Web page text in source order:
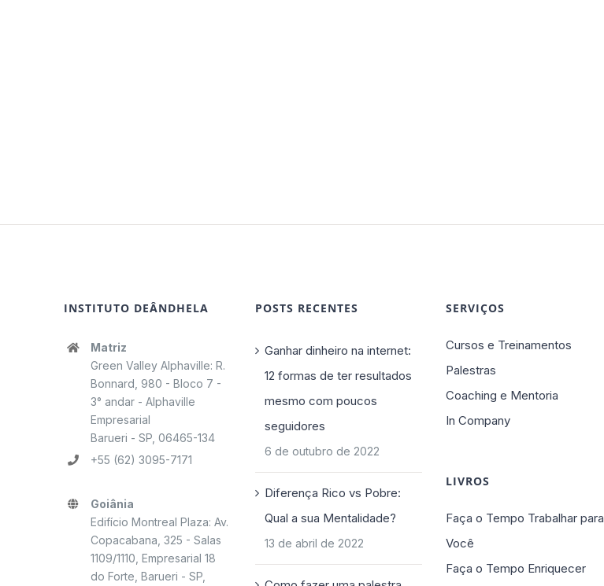
INSTITUTO DEÂNDHELA
Matriz
Green Valley Alphaville: R.
Bonnard, 980 - Bloco 7 -
3° andar - Alphaville
Empresarial
Barueri - SP, 06465-134
+55 (62) 3095-7171
Goiânia
Edifício Montreal Plaza: Av.
Copacabana, 325 - Salas
1109/1110, Empresarial 18
do Forte, Barueri - SP,
POSTS RECENTES
Ganhar dinheiro na internet:
12 formas de ter resultados
mesmo com poucos
seguidores
6 de outubro de 2022
Diferença Rico vs Pobre:
Qual a sua Mentalidade?
13 de abril de 2022
SERVIÇOS
Cursos e Treinamentos
Palestras
Coaching e Mentoria
In Company
LIVROS
Faça o Tempo Trabalhar para
Você
Faça o Tempo Enriquecer